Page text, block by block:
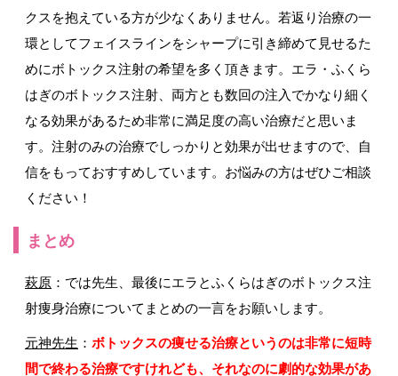
クスを抱えている方が少なくありません。若返り治療の一
環としてフェイスラインをシャープに引き締めて見せるた
めにボトックス注射の希望を多く頂きます。エラ・ふくら
はぎのボトックス注射、両方とも数回の注入でかなり細く
なる効果があるため非常に満足度の高い治療だと思いま
す。注射のみの治療でしっかりと効果が出せますので、自
信をもっておすすめしています。お悩みの方はぜひご相談
ください！
まとめ
萩原 ：では先生、最後にエラとふくらはぎのボトックス注
射痩身治療についてまとめの一言をお願いします。
元神先生 ： ボトックスの痩せる治療というのは非常に短時
間で終わる治療ですけれども、それなのに劇的な効果があ